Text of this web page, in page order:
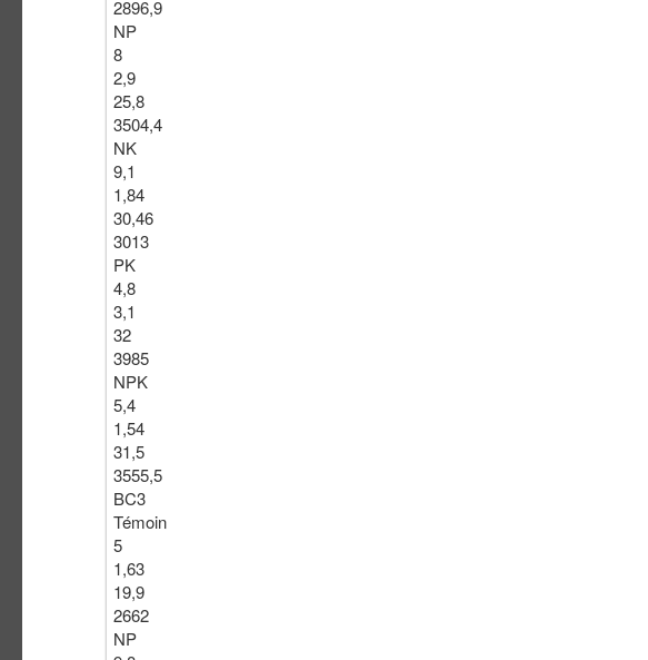
2896,9
NP
8
2,9
25,8
3504,4
NK
9,1
1,84
30,46
3013
PK
4,8
3,1
32
3985
NPK
5,4
1,54
31,5
3555,5
BC3
Témoin
5
1,63
19,9
2662
NP